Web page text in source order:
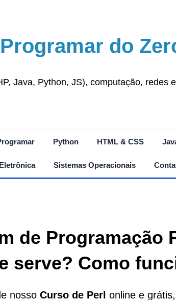
do
Java, Python, JS), computação,
Python HTML & CSS
Eletrônica Sistemas Operacionais
de Programação
serve? Como
nosso Curso de Perl online e